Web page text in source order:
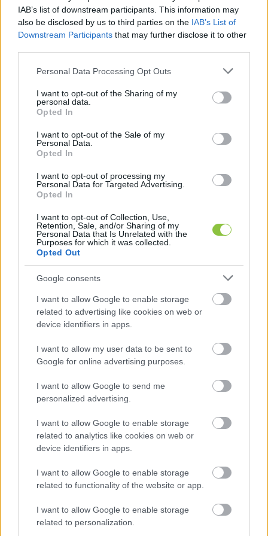
IAB’s list of downstream participants. This information may
also be disclosed by us to third parties on the IAB’s List of
Downstream Participants that may further disclose it to other
Please note that this website/app uses one or more Google
not limited to your visit or usage behaviour. You may click to
grant or deny consent to Google and its third-party tags to
use your data for below specified purposes in below Google
consent section.
Personal Data Processing Opt Outs
I want to opt-out of the Sharing of my
personal data.
Opted In
I want to opt-out of the Sale of my
Personal Data.
Opted In
I want to opt-out of processing my
Personal Data for Targeted Advertising.
Opted In
I want to opt-out of Collection, Use,
Retention, Sale, and/or Sharing of my
Personal Data that Is Unrelated with the
Purposes for which it was collected.
Opted Out
Google consents
I want to allow Google to enable storage
related to advertising like cookies on web or
device identifiers in apps.
I want to allow my user data to be sent to
Google for online advertising purposes.
I want to allow Google to send me
personalized advertising.
I want to allow Google to enable storage
related to analytics like cookies on web or
device identifiers in apps.
I want to allow Google to enable storage
related to functionality of the website or app.
I want to allow Google to enable storage
related to personalization.
szakemberekre érdemes bízni.
Kreozot és légáramlási problémák
anyag lerakódik a kéményben, és gátolja a füst
megfelelő távozását. Ezenkívül nagyon
gyúlékony, ami tűzveszélyessé teszi.
Rendszeres tisztítással és ellenőrzéssel
A kémény, mint füstelvezető csatorna, más
szempontból is okozhat nehézségeket. A
madarak vagy más állatok gyakran a
kéményekben keresnek fészkelőhelyet, ami
eltömődést okozhat. Ha a füst nem tud távozni,
az visszaáramlik a lakásba.
HIRDETÉS
A kéménymagasság kérdését sem lehet
elhanyagolni. Ha a kémény túl alacsony,
akadályozhatja a füst megfelelő szellőzését. A
szél különböző irányú áramlása akár vissza is
nyomhatja a füstöt. Az ilyen helyzetek